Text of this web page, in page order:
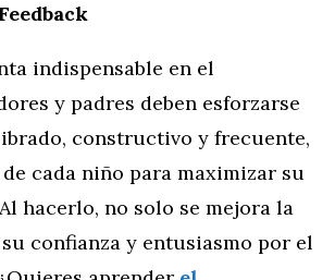
indispensable en el
y padres deben esforzarse
constructivo y frecuente,
cada niño para maximizar su
hacerlo, no solo se mejora la
confianza y entusiasmo por el